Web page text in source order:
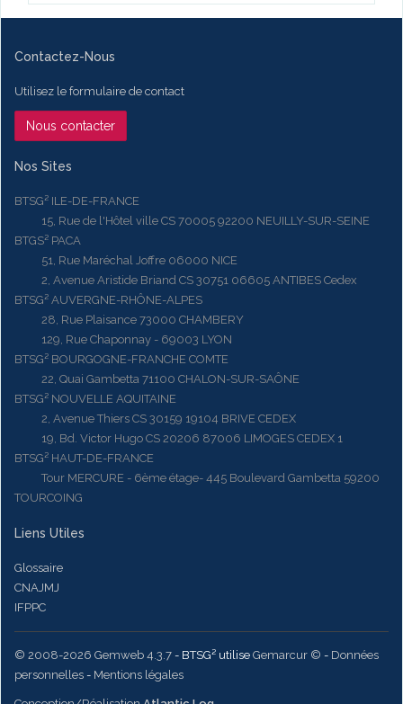
Contactez-Nous
Utilisez le formulaire de contact
Nous contacter
Nos Sites
BTSG² ILE-DE-FRANCE
15, Rue de l'Hôtel ville CS 70005 92200 NEUILLY-SUR-SEINE
BTGS² PACA
51, Rue Maréchal Joffre 06000 NICE
2, Avenue Aristide Briand CS 30751 06605 ANTIBES Cedex
BTSG² AUVERGNE-RHÔNE-ALPES
28, Rue Plaisance 73000 CHAMBERY
129, Rue Chaponnay - 69003 LYON
BTSG² BOURGOGNE-FRANCHE COMTE
22, Quai Gambetta 71100 CHALON-SUR-SAÔNE
BTSG² NOUVELLE AQUITAINE
2, Avenue Thiers CS 30159 19104 BRIVE CEDEX
19, Bd. Victor Hugo CS 20206 87006 LIMOGES CEDEX 1
BTSG² HAUT-DE-FRANCE
Tour MERCURE - 6ème étage- 445 Boulevard Gambetta 59200
TOURCOING
Liens Utiles
Glossaire
CNAJMJ
IFPPC
© 2008-2026 Gemweb 4.3.7 - BTSG² utilise Gemarcur © - Données
personnelles - Mentions légales